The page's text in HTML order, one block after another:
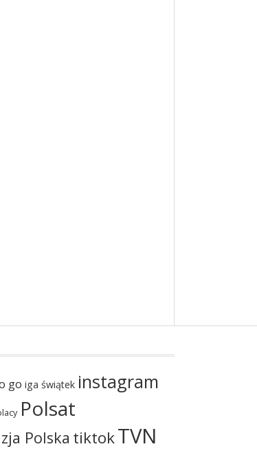
go iga świątek instagram
Polsat
Polska tiktokTVN